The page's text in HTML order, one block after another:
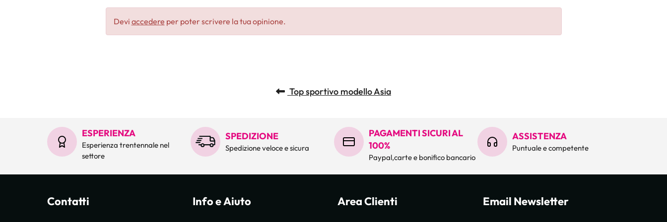
Devi accedere per poter scrivere la tua opinione.
Top sportivo modello Asia
ESPERIENZA
Esperienza trentennale nel
settore
SPEDIZIONE
Spedizione veloce e sicura
PAGAMENTI SICURI AL
100%
Paypal,carte e bonifico bancario
ASSISTENZA
Puntuale e competente
Contatti Info e Aiuto Area Clienti Email Newsletter